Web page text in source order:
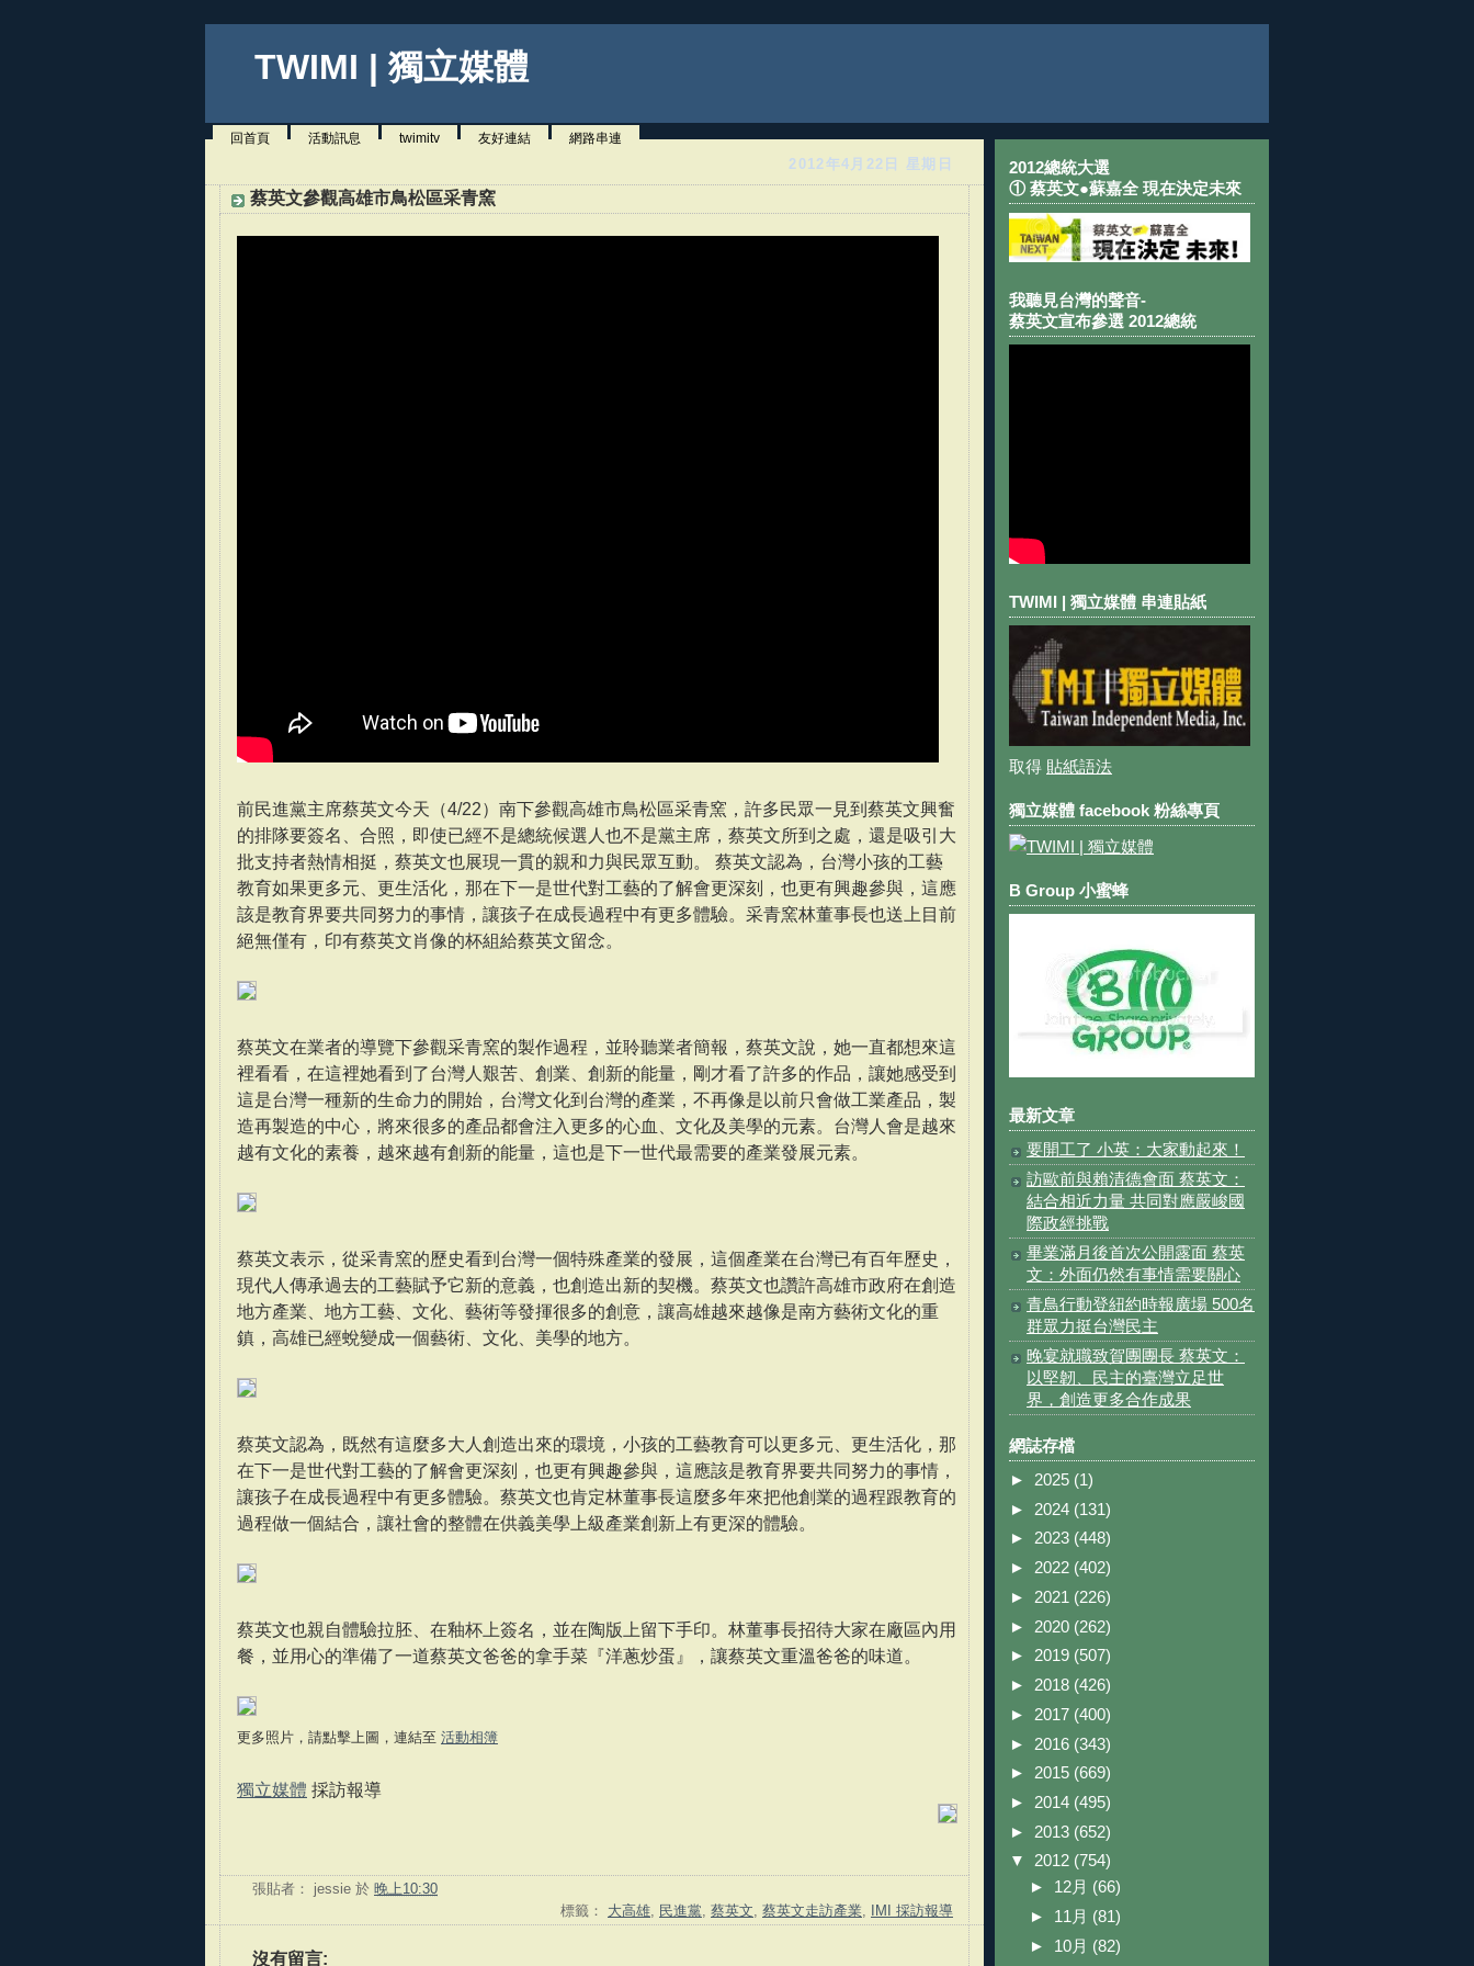
TWIMI | 獨立媒體
回首頁 活動訊息 twimitv 友好連結 網路串連
2012年4月22日 星期日
蔡英文參觀高雄市鳥松區采青窯
前民進黨主席蔡英文今天（4/22）南下參觀高雄市鳥松區采青窯，許多民眾一見到蔡英文興奮
的排隊要簽名、合照，即使已經不是總統候選人也不是黨主席，蔡英文所到之處，還是吸引大
批支持者熱情相挺，蔡英文也展現一貫的親和力與民眾互動。 蔡英文認為，台灣小孩的工藝
教育如果更多元、更生活化，那在下一是世代對工藝的了解會更深刻，也更有興趣參與，這應
該是教育界要共同努力的事情，讓孩子在成長過程中有更多體驗。采青窯林董事長也送上目前
絕無僅有，印有蔡英文肖像的杯組給蔡英文留念。
蔡英文在業者的導覽下參觀采青窯的製作過程，並聆聽業者簡報，蔡英文說，她一直都想來這
裡看看，在這裡她看到了台灣人艱苦、創業、創新的能量，剛才看了許多的作品，讓她感受到
這是台灣一種新的生命力的開始，台灣文化到台灣的產業，不再像是以前只會做工業產品，製
造再製造的中心，將來很多的產品都會注入更多的心血、文化及美學的元素。台灣人會是越來
越有文化的素養，越來越有創新的能量，這也是下一世代最需要的產業發展元素。
蔡英文表示，從采青窯的歷史看到台灣一個特殊產業的發展，這個產業在台灣已有百年歷史，
現代人傳承過去的工藝賦予它新的意義，也創造出新的契機。蔡英文也讚許高雄市政府在創造
地方產業、地方工藝、文化、藝術等發揮很多的創意，讓高雄越來越像是南方藝術文化的重
鎮，高雄已經蛻變成一個藝術、文化、美學的地方。
蔡英文認為，既然有這麼多大人創造出來的環境，小孩的工藝教育可以更多元、更生活化，那
在下一是世代對工藝的了解會更深刻，也更有興趣參與，這應該是教育界要共同努力的事情，
讓孩子在成長過程中有更多體驗。蔡英文也肯定林董事長這麼多年來把他創業的過程跟教育的
過程做一個結合，讓社會的整體在供義美學上級產業創新上有更深的體驗。
蔡英文也親自體驗拉胚、在釉杯上簽名，並在陶版上留下手印。林董事長招待大家在廠區內用
餐，並用心的準備了一道蔡英文爸爸的拿手菜『洋蔥炒蛋』，讓蔡英文重溫爸爸的味道。
更多照片，請點擊上圖，連結至 活動相簿
獨立媒體 採訪報導
張貼者： jessie 於 晚上10:30
標籤： 大高雄 民進黨 蔡英文 蔡英文走訪產業 IMI 採訪報導
沒有留言:
2012總統大選
① 蔡英文●蘇嘉全 現在決定未來
我聽見台灣的聲音-
蔡英文宣布參選 2012總統
TWIMI | 獨立媒體 串連貼紙
取得 貼紙語法
獨立媒體 facebook 粉絲專頁
B Group 小蜜蜂
最新文章
要開工了 小英：大家動起來！
訪歐前與賴清德會面 蔡英文：
結合相近力量 共同對應嚴峻國
際政經挑戰
畢業滿月後首次公開露面 蔡英
文：外面仍然有事情需要關心
青鳥行動登紐約時報廣場 500名
群眾力挺台灣民主
晚宴就職致賀團團長 蔡英文：
以堅韌、民主的臺灣立足世
界，創造更多合作成果
網誌存檔
► 2025 (1)
► 2024 (131)
► 2023 (448)
► 2022 (402)
► 2021 (226)
► 2020 (262)
► 2019 (507)
► 2018 (426)
► 2017 (400)
► 2016 (343)
► 2015 (669)
► 2014 (495)
► 2013 (652)
▼ 2012 (754)
► 12月 (66)
► 11月 (81)
► 10月 (82)